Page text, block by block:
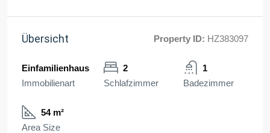
Übersicht Property ID: HZ383097
Einfamilienhaus
Immobilienart
2
Schlafzimmer
1
Badezimmer
54 m²
Area Size